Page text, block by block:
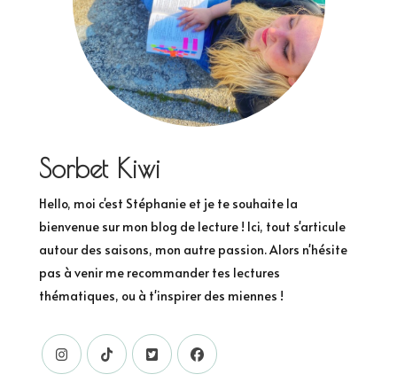
Sorbet Kiwi
Hello, moi c'est Stéphanie et je te souhaite la
bienvenue sur mon blog de lecture ! Ici, tout s'articule
autour des saisons, mon autre passion. Alors n'hésite
pas à venir me recommander tes lectures
thématiques, ou à t'inspirer des miennes !